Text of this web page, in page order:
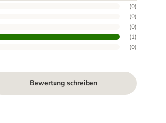
(0)
(0)
(0)
(1)
(0)
Bewertung schreiben